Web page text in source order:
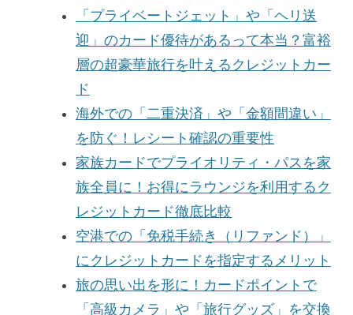
「プライベートジェット」や「ヘリ送
迎」のカード優待があるって本当？富裕
層の超豪華旅行を叶えるクレジットカー
ド
海外での「二重決済」や「金額間違い」
を防ぐ！レシート確認の重要性
家族カードでプライオリティ・パスを家
族全員に！お得にラウンジを利用するク
レジットカード徹底比較
空港での「免税手続き（リファンド）」
にクレジットカードを指定するメリット
旅の思い出を形に！カードポイントで
「高級カメラ」や「旅行グッズ」を交換